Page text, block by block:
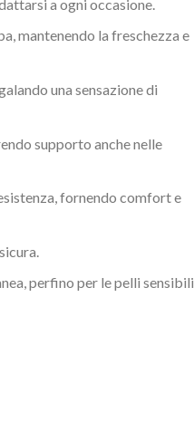
a ogni occasione.
mantenendo la freschezza e
una sensazione di
supporto anche nelle
fornendo comfort e
perfino per le pelli sensibili